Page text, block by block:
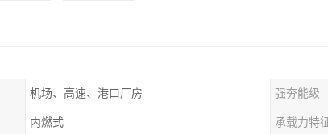
机场、高速、港口厂房 强夯能级
内燃式 承载力特